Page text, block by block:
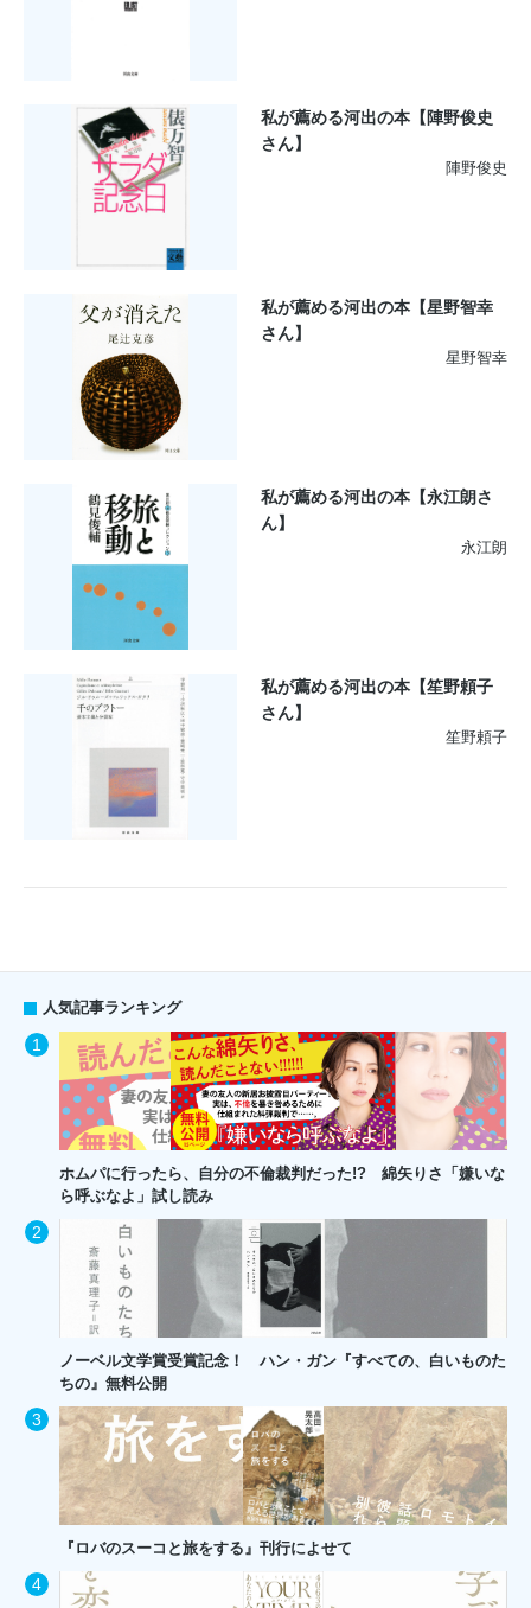
私が薦める河出の本【陣野俊史
さん】
陣野俊史
私が薦める河出の本【星野智幸
さん】
星野智幸
私が薦める河出の本【永江朗さ
ん】
永江朗
私が薦める河出の本【笙野頼子
さん】
笙野頼子
人気記事ランキング
ホムパに行ったら、自分の不倫裁判だった!? 綿矢りさ「嫌いな
ら呼ぶなよ」試し読み
ノーベル文学賞受賞記念！ ハン・ガン『すべての、白いものた
ちの』無料公開
『ロバのスーコと旅をする』刊行によせて